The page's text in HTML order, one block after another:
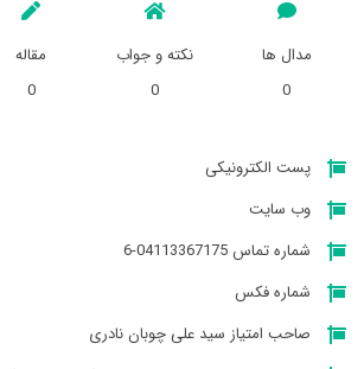
مدال ها
0
نکته و جواب
0
مقاله
0
پست الکترونیکی
وب سایت
شماره تماس 04113367175-6
شماره فکس
صاحب امتیاز سید علی چوبان نادری